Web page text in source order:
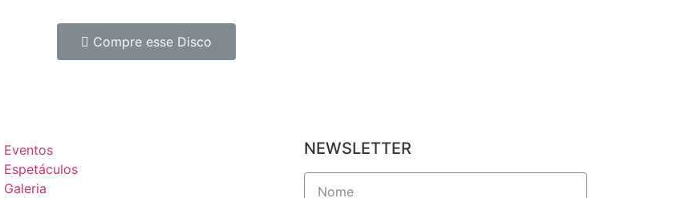
Compre esse Disco
Eventos
Espetáculos
Galeria
NEWSLETTER